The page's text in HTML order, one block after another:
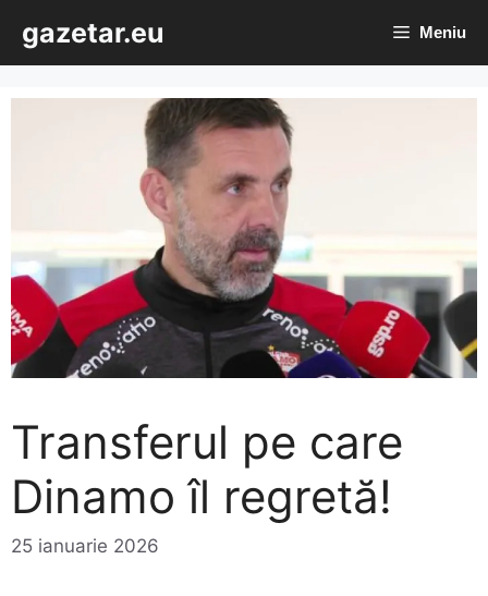
conținut
gazetar.eu Meniu
Transferul pe care
Dinamo îl regretă!
25 ianuarie 2026